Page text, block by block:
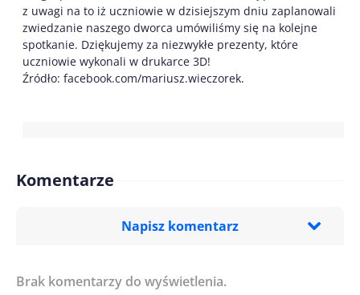
z uwagi na to iż uczniowie w dzisiejszym dniu zaplanowali
zwiedzanie naszego dworca umówiliśmy się na kolejne
spotkanie. Dziękujemy za niezwykłe prezenty, które
uczniowie wykonali w drukarce 3D!
Źródło: facebook.com/mariusz.wieczorek.
Komentarze
Napisz komentarz
Imię/ Nick*
Brak komentarzy do wyświetlenia.